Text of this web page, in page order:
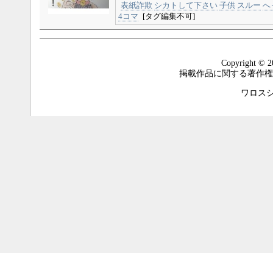
表紙詐欺 シカトして下さい 子供 スルー へ
4コマ
[タグ編集不可]
Copyright ©
掲載作品に関する著作
ワロス